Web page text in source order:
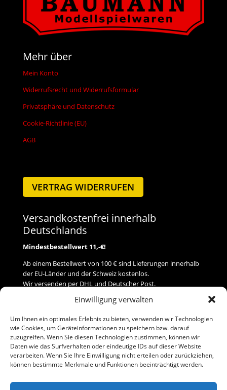
Einwilligung verwalten
Um Ihnen ein optimales Erlebnis zu bieten, verwenden wir Technologien
wie Cookies, um Geräteinformationen zu speichern bzw. darauf
zuzugreifen. Wenn Sie diesen Technologien zustimmen, können wir
Daten wie das Surfverhalten oder eindeutige IDs auf dieser Website
verarbeiten. Wenn Sie Ihre Einwilligung nicht erteilen oder zurückziehen,
können bestimmte Merkmale und Funktionen beeinträchtigt werden.
Mehr über
Mein Konto
Widerrufsrecht und Widerrufsformular
Privatsphäre und Datenschutz
Cookie-Richtlinie (EU)
AGB
VERTRAG WIDERRUFEN
Versandkostenfrei innerhalb
Deutschlands
Mindestbestellwert 11,-€!
Ab einem Bestellwert von 100 € sind Lieferungen innerhalb
der EU-Länder und der Schweiz kostenlos.
Wir versenden per DHL und Deutscher Post.
Versand
Zahlung
Baumann Modellspielwaren